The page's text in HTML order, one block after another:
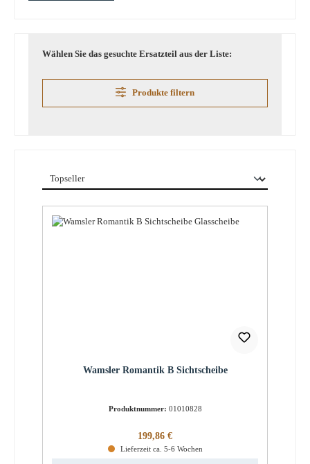
Wählen Sie das gesuchte Ersatzteil aus der Liste:
Produkte filtern
Wamsler Romantik B Sichtscheibe
Produktnummer: 01010828
Regulärer Preis:
199,86 €
Lieferzeit ca. 5-6 Wochen